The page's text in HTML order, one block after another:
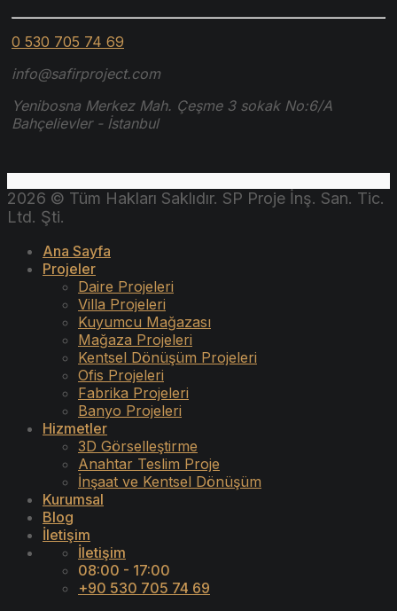
0 530 705 74 69
info@safirproject.com
Yenibosna Merkez Mah. Çeşme 3 sokak No:6/A
Bahçelievler - İstanbul
2026 © Tüm Hakları Saklıdır. SP Proje İnş. San. Tic.
Ltd. Şti.
Ana Sayfa
Projeler
Daire Projeleri
Villa Projeleri
Kuyumcu Mağazası
Mağaza Projeleri
Kentsel Dönüşüm Projeleri
Ofis Projeleri
Fabrika Projeleri
Banyo Projeleri
Hizmetler
3D Görselleştirme
Anahtar Teslim Proje
İnşaat ve Kentsel Dönüşüm
Kurumsal
Blog
İletişim
İletişim
08:00 - 17:00
+90 530 705 74 69